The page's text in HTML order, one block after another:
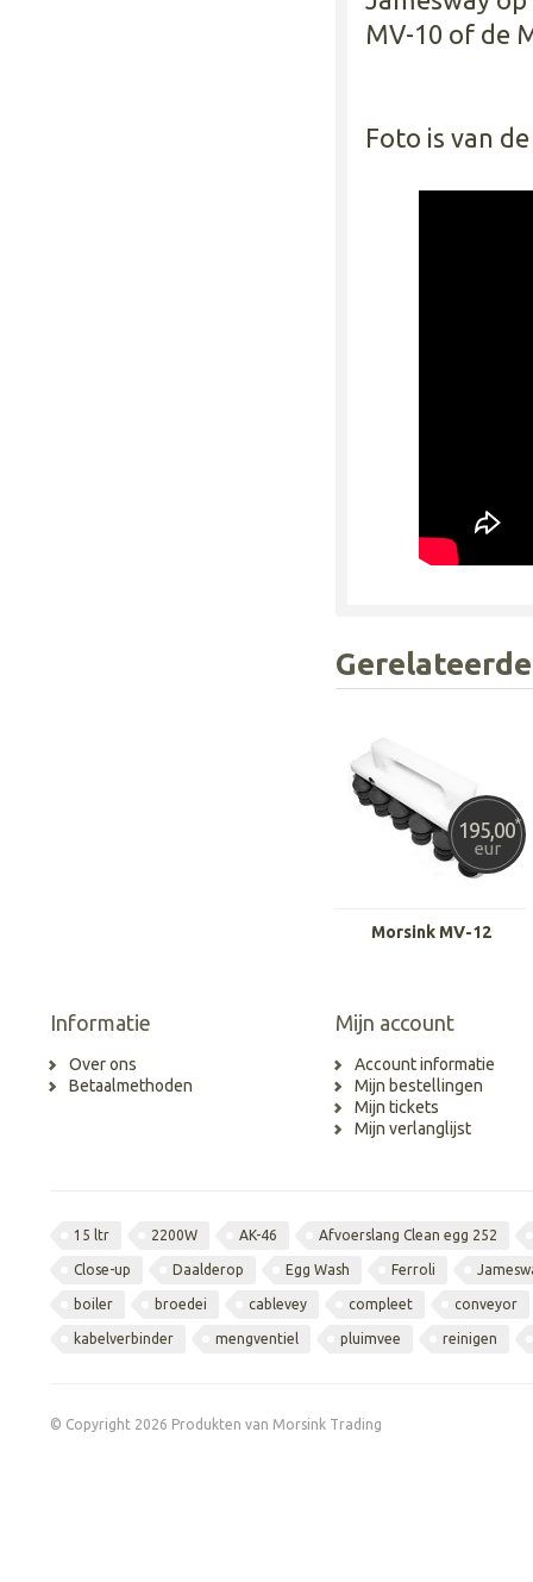
MV-10 of de
Foto is van
195,00*
eur
Morsink MV-12
Informatie
Over ons
Betaalmethoden
Mijn account
Account informatie
Mijn bestellingen
Mijn tickets
Mijn verlanglijst
15 ltr 2200W AK-46 Afvoerslang Clean egg 252
Close-up Daalderop Egg Wash Ferroli
boiler broedei cablevey compleet conveyor
kabelverbinder mengventiel pluimvee reinigen
© Copyright 2026 Produkten van Morsink Trading